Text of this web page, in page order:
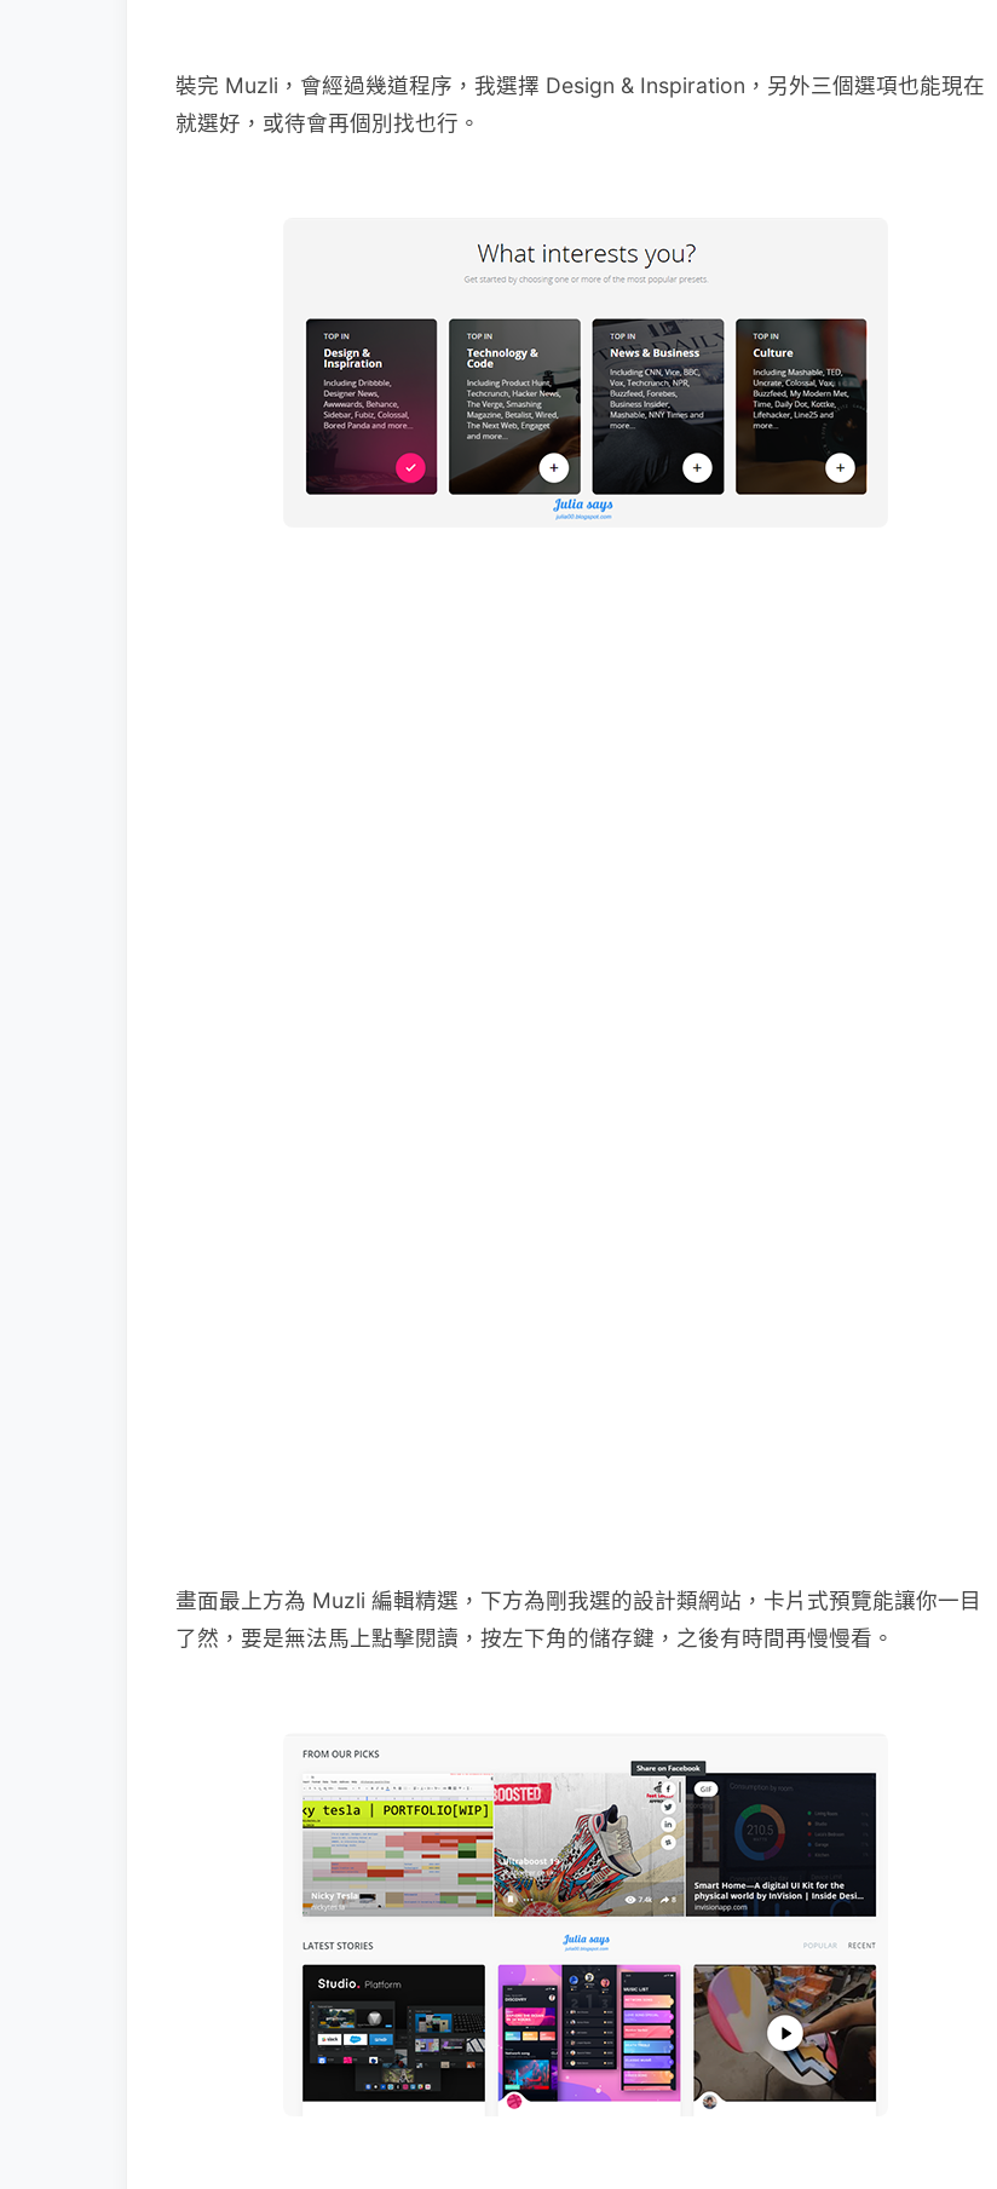
裝完 Muzli，會經過幾道程序，我選擇 Design & Inspiration，另外三個選項也能現在
就選好，或待會再個別找也行。
畫面最上方為 Muzli 編輯精選，下方為剛我選的設計類網站，卡片式預覽能讓你一目
了然，要是無法馬上點擊閱讀，按左下角的儲存鍵，之後有時間再慢慢看。